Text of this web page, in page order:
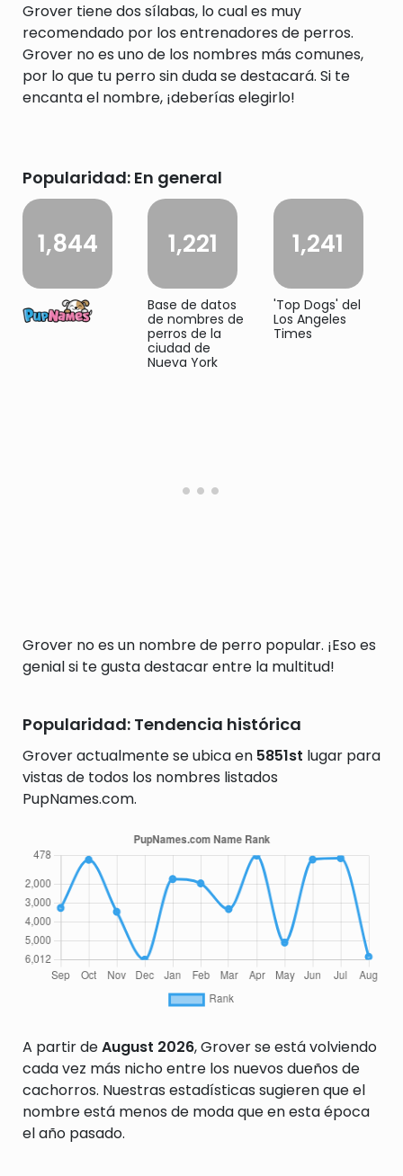
Grover tiene dos sílabas, lo cual es muy
recomendado por los entrenadores de perros.
Grover no es uno de los nombres más comunes,
por lo que tu perro sin duda se destacará. Si te
encanta el nombre, ¡deberías elegirlo!
Popularidad: En general
1,844 1,221
Base de datos
de nombres de
perros de la
ciudad de
Nueva York
1,241
'Top Dogs' del
Los Angeles
Times
Grover no es un nombre de perro popular. ¡Eso es
genial si te gusta destacar entre la multitud!
Popularidad: Tendencia histórica
Grover actualmente se ubica en 5851st lugar para
vistas de todos los nombres listados
PupNames.com.
A partir deAugust 2026, Grover se está volviendo
cada vez más nicho entre los nuevos dueños de
cachorros. Nuestras estadísticas sugieren que el
nombre está menos de moda que en esta época
el año pasado.